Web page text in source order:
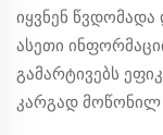
იყვნენ
ასეთი
გამარტივებს
კარგად